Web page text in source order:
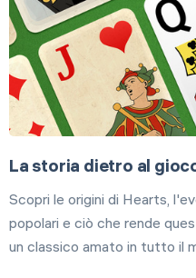
La storia dietro al
Scopri le origini di Hearts,
popolari e ciò che rende
un classico amato in tutto il